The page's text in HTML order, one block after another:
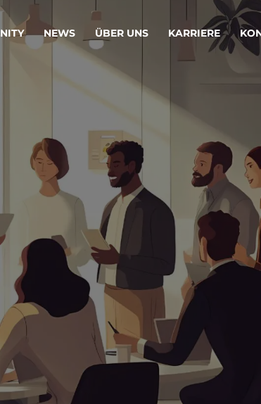
Operations & Managed
Effizienz statt Nervenkitzel.
langfristig bestehen.
Cloud-Umgebungen
Die richtige Cloud-Strategie
als Fundament für
Wachstum.
NEWS ÜBER UNS KARRIERE